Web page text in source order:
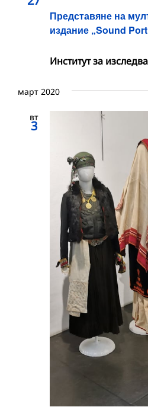
Представяне на
издание „Sound
Институт за
март 2020
вт
3